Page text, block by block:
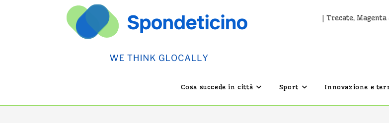
| Trecate,
Cosa succede in città Sport Innovazione e